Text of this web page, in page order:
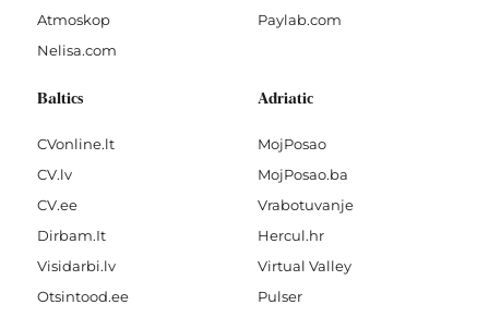
Atmoskop
Nelisa.com
Paylab.com
Baltics
CVonline.lt
CV.lv
CV.ee
Dirbam.It
Visidarbi.lv
Otsintood.ee
Adriatic
MojPosao
MojPosao.ba
Vrabotuvanje
Hercul.hr
Virtual Valley
Pulser